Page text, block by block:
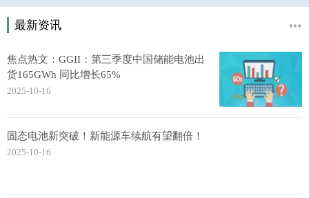
最新资讯
焦点热文：GGII：第三季度中国储能电池出
货165GWh 同比增长65%
2025-10-16
固态电池新突破！新能源车续航有望翻倍！
2025-10-16